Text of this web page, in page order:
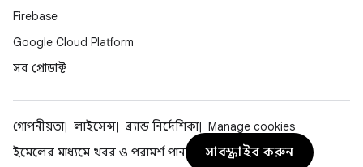
Firebase
Google Cloud Platform
সব প্রোডাক্ট
গোপনীয়তা লাইসেন্স ব্র্যান্ড নির্দেশিকা
Manage cookies
ইমেলের মাধ্যমে খবর ও পরামর্শ পান
সাবস্ক্রাইব করুন